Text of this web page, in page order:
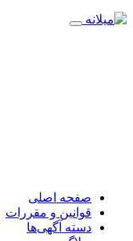
صفحه اصلی
قوانین و مقررات
دسته آگهی‌ها